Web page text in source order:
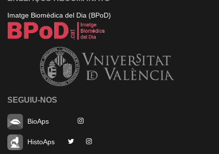
Imatge Biomèdica del Dia (BPoD)
SEGUIU-NOS
BioAps
HistoAps